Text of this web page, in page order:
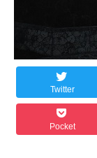
Twitter
Pocket